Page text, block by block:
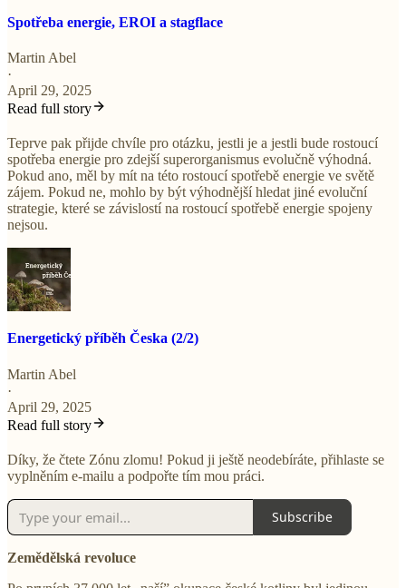
Spotřeba energie, EROI a stagflace
Martin Abel
·
April 29, 2025
Read full story
Teprve pak přijde chvíle pro otázku, jestli je a jestli bude rostoucí
spotřeba energie pro zdejší superorganismus evolučně výhodná.
Pokud ano, měl by mít na této rostoucí spotřebě energie ve světě
zájem. Pokud ne, mohlo by být výhodnější hledat jiné evoluční
strategie, které se závislostí na rostoucí spotřebě energie spojeny
nejsou.
Energetický příběh Česka (2/2)
Martin Abel
·
April 29, 2025
Read full story
Díky, že čtete Zónu zlomu! Pokud ji ještě neodebíráte, přihlaste se
vyplněním e-mailu a podpořte tím mou práci.
Subscribe
Zemědělská revoluce